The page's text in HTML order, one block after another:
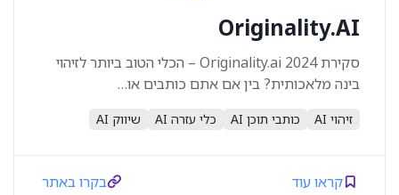
Originality.AI
סקירת Originality.ai 2024 – הכלי הטוב ביותר לזיהוי
בינה מלאכותית? בין אם אתם כותבים או…
זיהוי AI כותבי תוכן AI כלי עזרה AI שיווק AI
קראו עוד בקרו באתר